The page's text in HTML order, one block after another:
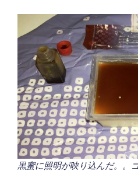
黒蜜に照明が映り込んだ。。